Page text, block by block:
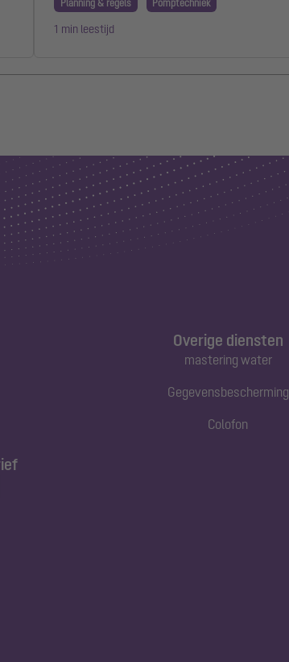
Planning & regels Pomptechniek
1 min leestijd
Overige diensten
mastering water
Gegevensbescherming
Colofon